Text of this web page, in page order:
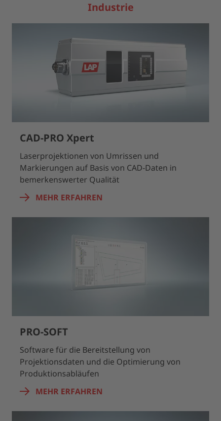
Industrie
CAD-PRO Xpert
Laserprojektionen von Umrissen und
Markierungen auf Basis von CAD-Daten in
bemerkenswerter Qualität
MEHR ERFAHREN
PRO-SOFT
Software für die Bereitstellung von
Projektionsdaten und die Optimierung von
Produktionsabläufen
MEHR ERFAHREN